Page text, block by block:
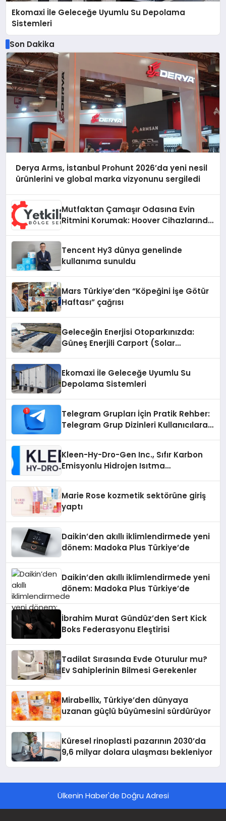
Ekomaxi İle Geleceğe Uyumlu Su Depolama
Sistemleri
Son Dakika
Derya Arms, İstanbul Prohunt 2026’da yeni nesil
ürünlerini ve global marka vizyonunu sergiledi
Mutfaktan Çamaşır Odasına Evin
Ritmini Korumak: Hoover Cihazlarında
Tencent Hy3 dünya genelinde
kullanıma sunuldu
Mars Türkiye’den “Köpeğini İşe Götür
Haftası” çağrısı
Geleceğin Enerjisi Otoparkınızda:
Güneş Enerjili Carport (Solar
Ekomaxi İle Geleceğe Uyumlu Su
Depolama Sistemleri
Telegram Grupları İçin Pratik Rehber:
Telegram Grup Dizinleri Kullanıcılara
Kleen-Hy-Dro-Gen Inc., Sıfır Karbon
Emisyonlu Hidrojen Isıtma
Marie Rose kozmetik sektörüne giriş
yaptı
Daikin’den akıllı iklimlendirmede yeni
dönem: Madoka Plus Türkiye’de
Daikin’den akıllı iklimlendirmede yeni
dönem: Madoka Plus Türkiye’de
İbrahim Murat Gündüz’den Sert Kick
Boks Federasyonu Eleştirisi
Tadilat Sırasında Evde Oturulur mu?
Ev Sahiplerinin Bilmesi Gerekenler
Mirabellix, Türkiye’den dünyaya
uzanan güçlü büyümesini sürdürüyor
Küresel rinoplasti pazarının 2030’da
9,6 milyar dolara ulaşması bekleniyor
Ülkenin Haber'de Doğru Adresi